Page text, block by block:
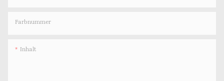
Farbnummer
Inhalt